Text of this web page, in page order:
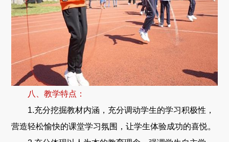
八、教学特点：
1.充分挖掘教材内涵，充分调动学生的学习积极性，
营造轻松愉快的课堂学习氛围，让学生体验成功的喜悦。